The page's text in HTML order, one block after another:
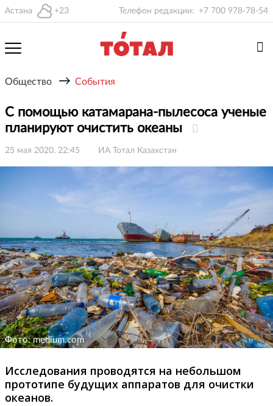
Астана +23 Телефон редакции: +7 700 978-78-54
Общество → События
С помощью катамарана-пылесоса ученые
планируют очистить океаны
25 мая 2020, 22:45 ИА Тотал Казахстан
Фото: medium.com
Исследования проводятся на небольшом
прототипе будущих аппаратов для очистки
океанов.